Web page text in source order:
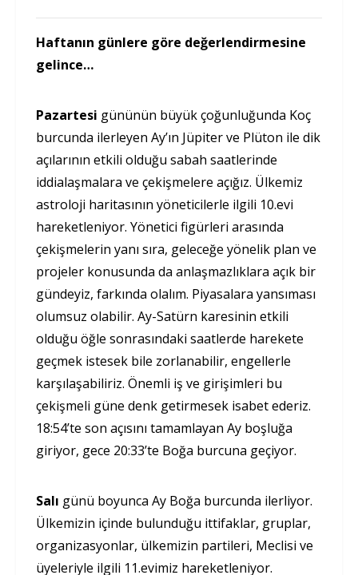
Haftanın günlere göre değerlendirmesine
gelince…
Pazartesi gününün büyük çoğunluğunda Koç
burcunda ilerleyen Ay’ın Jüpiter ve Plüton ile dik
açılarının etkili olduğu sabah saatlerinde
iddialaşmalara ve çekişmelere açığız. Ülkemiz
astroloji haritasının yöneticilerle ilgili 10.evi
hareketleniyor. Yönetici figürleri arasında
çekişmelerin yanı sıra, geleceğe yönelik plan ve
projeler konusunda da anlaşmazlıklara açık bir
gündeyiz, farkında olalım. Piyasalara yansıması
olumsuz olabilir. Ay-Satürn karesinin etkili
olduğu öğle sonrasındaki saatlerde harekete
geçmek istesek bile zorlanabilir, engellerle
karşılaşabiliriz. Önemli iş ve girişimleri bu
çekişmeli güne denk getirmesek isabet ederiz.
18:54’te son açısını tamamlayan Ay boşluğa
giriyor, gece 20:33’te Boğa burcuna geçiyor.
Salı günü boyunca Ay Boğa burcunda ilerliyor.
Ülkemizin içinde bulunduğu ittifaklar, gruplar,
organizasyonlar, ülkemizin partileri, Meclisi ve
üyeleriyle ilgili 11.evimiz hareketleniyor.